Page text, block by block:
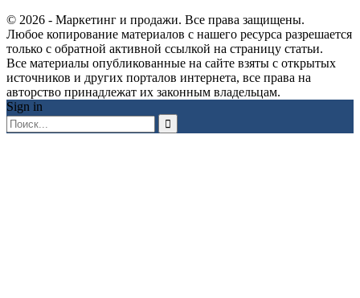
© 2026 - Маркетинг и продажи. Все права защищены.
Любое копирование материалов с нашего ресурса разрешается
только с обратной активной ссылкой на страницу статьи.
Все материалы опубликованные на сайте взяты с открытых
источников и других порталов интернета, все права на
авторство принадлежат их законным владельцам.
Sign in